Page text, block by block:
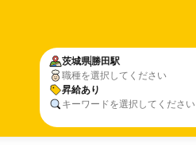
茨城県勝田駅
職種を選択してください
昇給あり
キーワードを選択してください